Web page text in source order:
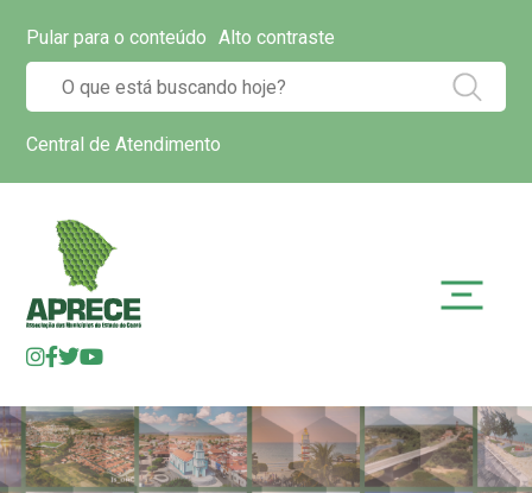
Pular para o conteúdo Alto contraste
Central de Atendimento